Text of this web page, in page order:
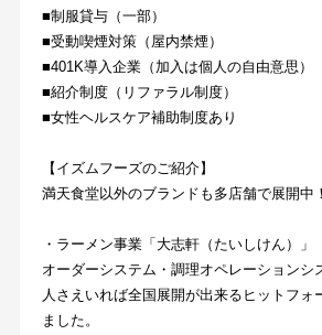
■制服貸与（一部）
■受動喫煙対策（屋内禁煙）
■401K導入企業（加入は個人の自由意思）
■紹介制度（リファラル制度）
■女性ヘルスケア補助制度あり
【イズムフーズのご紹介】
満天食堂以外のブランドも多店舗で展開中！
・ラーメン事業「大志軒（たいしけん）」
オーダーシステム・調理オペレーションシ
人さえいれば全国展開が出来るヒットフォ
ました。